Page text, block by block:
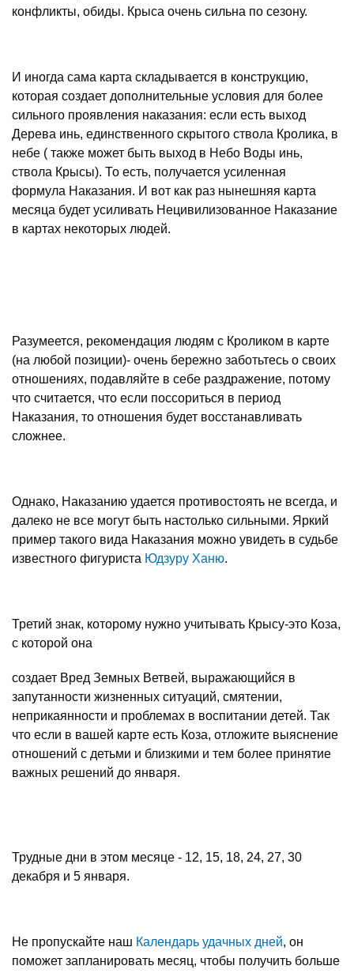
конфликты, обиды. Крыса очень сильна по сезону.
И иногда сама карта складывается в конструкцию,
которая создает дополнительные условия для более
сильного проявления наказания: если есть выход
Дерева инь, единственного скрытого ствола Кролика, в
небе ( также может быть выход в Небо Воды инь,
ствола Крысы). То есть, получается усиленная
формула Наказания. И вот как раз нынешняя карта
месяца будет усиливать Нецивилизованное Наказание
в картах некоторых людей.
Разумеется, рекомендация людям с Кроликом в карте
(на любой позиции)- очень бережно заботьтесь о своих
отношениях, подавляйте в себе раздражение, потому
что считается, что если поссориться в период
Наказания, то отношения будет восстанавливать
сложнее.
Однако, Наказанию удается противостоять не всегда, и
далеко не все могут быть настолько сильными. Яркий
пример такого вида Наказания можно увидеть в судьбе
известного фигуриста Юдзуру Ханю.
Третий знак, которому нужно учитывать Крысу-это Коза,
с которой она
создает Вред Земных Ветвей, выражающийся в
запутанности жизненных ситуаций, смятении,
неприкаянности и проблемах в воспитании детей. Так
что если в вашей карте есть Коза, отложите выяснение
отношений с детьми и близкими и тем более принятие
важных решений до января.
Трудные дни в этом месяце - 12, 15, 18, 24, 27, 30
декабря и 5 января.
Не пропускайте наш Календарь удачных дней, он
поможет запланировать месяц, чтобы получить больше